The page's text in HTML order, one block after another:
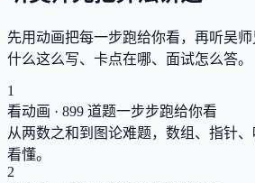
先用动画把每一步跑给你看，再听吴
什么这么写、卡点在哪、面试怎么答。
1
看动画 · 899 道题一步步跑给你看
从两数之和到图论难题，数组、指针
看懂。
2